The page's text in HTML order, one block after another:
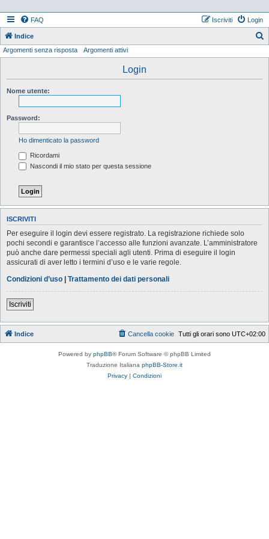
FAQ Login
Iscriviti
Indice
Argomenti senza risposta Argomenti attivi
Login
Nome utente:
Password:
Ho dimenticato la password
Ricordami
Nascondi il mio stato per questa sessione
ISCRIVITI
Per eseguire il login devi essere registrato. La registrazione richiede solo
pochi secondi e garantisce l’accesso alle funzioni avanzate. L’amministratore
può anche dare permessi speciali agli utenti. Prima di eseguire il login
assicurati di aver letto i termini d’uso e le varie regole.
Condizioni d’uso | Trattamento dei dati personali
Iscriviti
Indice Tutti gli orari sono UTC+02:00
Cancella cookie
Powered by phpBB® Forum Software © phpBB Limited
Traduzione Italiana phpBB-Store.it
Privacy | Condizioni